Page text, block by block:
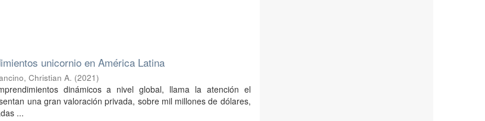
unicornio en América Latina
Christian A. (2021)
dinámicos a nivel global, llama la atención el
una gran valoración privada, sobre mil millones de dólares,
...